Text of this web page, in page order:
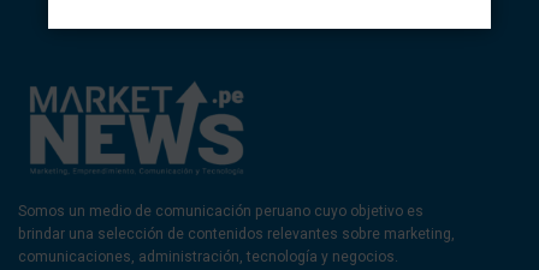
Somos un medio de comunicación peruano cuyo objetivo es
brindar una selección de contenidos relevantes sobre marketing,
comunicaciones, administración, tecnología y negocios.